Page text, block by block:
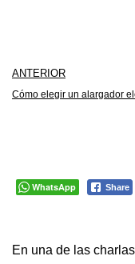
ANTERIOR
Cómo elegir un alargador
WhatsApp Share
En una de las